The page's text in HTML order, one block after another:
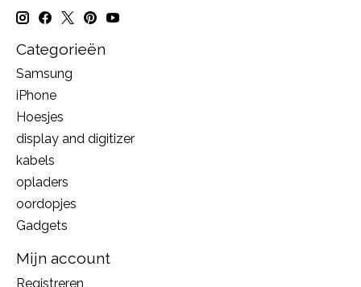
Categorieën
Samsung
iPhone
Hoesjes
display and digitizer
kabels
opladers
oordopjes
Gadgets
Mijn account
Registreren